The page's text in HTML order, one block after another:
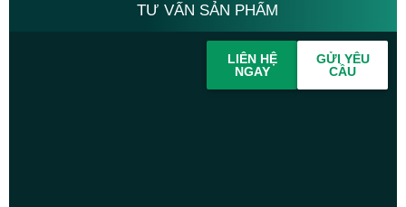
TƯ VẤN SẢN PHẨM
LIÊN HỆ
NGAY
GỬI YÊU
CẦU